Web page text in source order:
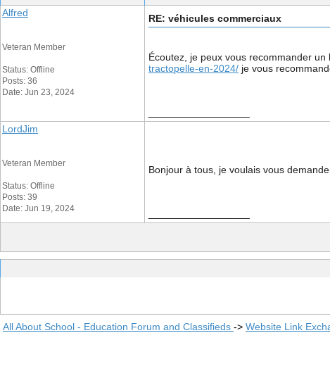
Alfred
Veteran Member
Status: Offline
Posts: 36
Date: Jun 23, 2024
RE: véhicules commerciaux
Écoutez, je peux vous recommander
tractopelle-en-2024/ je vous
LordJim
Veteran Member
Status: Offline
Posts: 39
Date: Jun 19, 2024
Bonjour à tous, je voulais vous
All About School - Education Forum and Classifieds -> Website Link